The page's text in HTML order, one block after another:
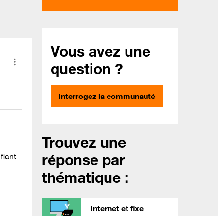
Vous avez une
question ?
Interrogez la communauté
Trouvez une
réponse par
thématique :
Internet et fixe